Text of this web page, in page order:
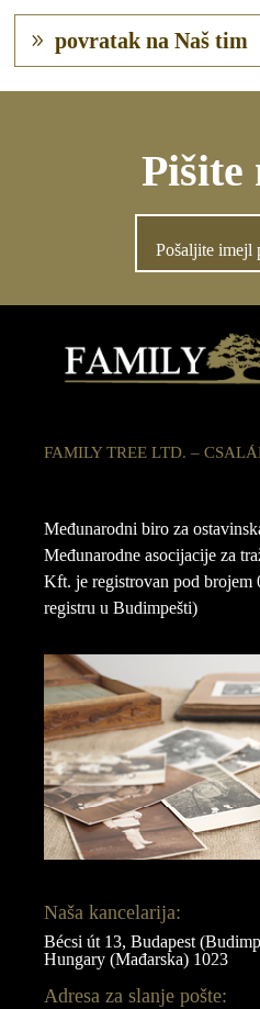
povratak na Naš tim
Pišite
Pošaljite imejl
FAMILY TREE LTD. –
Međunarodni biro za
Međunarodne asocijacije za
Kft. je registrovan pod brojem
registru u Budimpešti)
Naša kancelarija:
Bécsi út 13, Budapest
Hungary (Mađarska) 1023
Adresa za slanje pošte: